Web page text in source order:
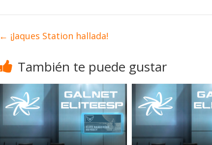
← ¡Jaques Station hallada!
También te puede gustar